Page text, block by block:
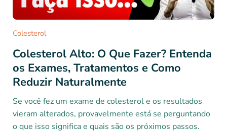
Colesterol
Colesterol Alto: O Que Fazer? Entenda
os Exames, Tratamentos e Como
Reduzir Naturalmente
Se você fez um exame de colesterol e os resultados
vieram alterados, provavelmente está se perguntando
o que isso significa e quais são os próximos passos.